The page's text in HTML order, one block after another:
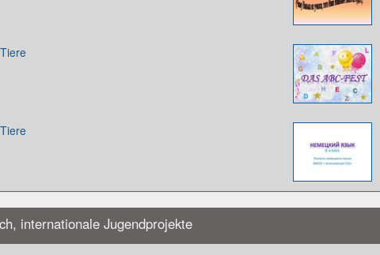
Tiere
Tiere
internationale Jugendprojekte